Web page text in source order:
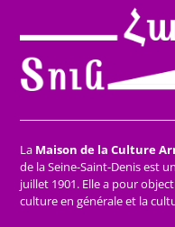
La Maison de la Culture
de la Seine-Saint-Denis est
juillet 1901. Elle a pour
culture en générale et la